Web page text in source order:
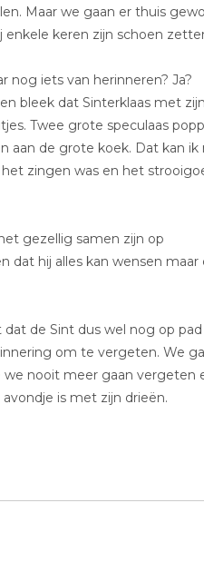
Maar we gaan er thuis
enkele keren zijn schoen
nog iets van herinneren? Ja?
bleek dat Sinterklaas met
Twee grote speculaas
aan de grote koek. Dat kan ik
zingen was en het
gezellig samen zijn op
dat hij alles kan wensen maar
de Sint dus wel nog op pad
om te vergeten. We
we nooit meer gaan vergeten
is met zijn drieën.